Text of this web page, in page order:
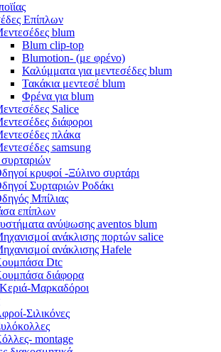
Επίπλων
blum
Blum clip-top
Blumotion- (με φρένο)
Καλύμματα για μεντεσέδες blum
Τακάκια μεντεσέ blum
Φρένα για blum
Salice
διάφοροι
πλάκα
samsung
κρυφοί -Ξύλινο συρτάρι
Συρταριών Ροδάκι
Μπίλιας
επίπλων
ανύψωσης aventos blum
ανάκλισης πορτών salice
ανάκλισης Hafele
Dtc
διάφορα
Μαρκαδόροι
Σιλικόνες
montage